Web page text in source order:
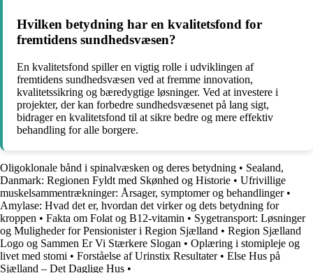
Hvilken betydning har en kvalitetsfond for
fremtidens sundhedsvæsen?
En kvalitetsfond spiller en vigtig rolle i udviklingen af
fremtidens sundhedsvæsen ved at fremme innovation,
kvalitetssikring og bæredygtige løsninger. Ved at investere i
projekter, der kan forbedre sundhedsvæsenet på lang sigt,
bidrager en kvalitetsfond til at sikre bedre og mere effektiv
behandling for alle borgere.
Oligoklonale bånd i spinalvæsken og deres betydning • Sealand,
Danmark: Regionen Fyldt med Skønhed og Historie • Ufrivillige
muskelsammentrækninger: Årsager, symptomer og behandlinger•
Amylase: Hvad det er, hvordan det virker og dets betydning for
kroppen • Fakta om Folat og B12-vitamin • Sygetransport: Løsninger
og Muligheder for Pensionister i Region Sjælland • Region Sjælland
Logo og Sammen Er Vi Stærkere Slogan • Oplæring i stomipleje og
livet med stomi • Forståelse af Urinstix Resultater• Else Hus på
Sjælland – Det Daglige Hus •